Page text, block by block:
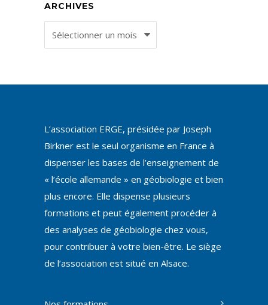
ARCHIVES
Archives
L’association ERGE, présidée par Joseph
Birkner est le seul organisme en France à
dispenser les bases de l’enseignement de
« l’école allemande » en géobiologie et bien
plus encore. Elle dispense plusieurs
formations et peut également procéder à
des analyses de géobiologie chez vous,
pour contribuer à votre bien-être. Le siège
de l’association est situé en Alsace.